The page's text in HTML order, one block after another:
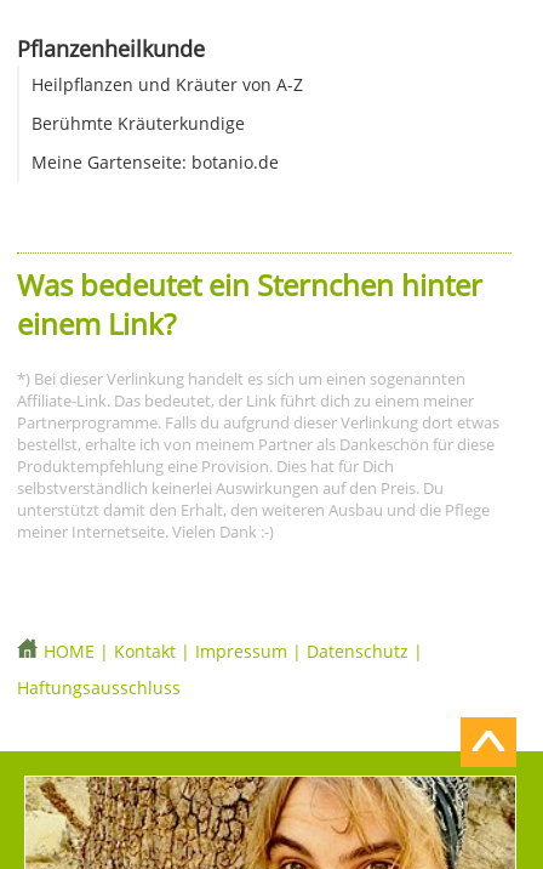
Pflanzenheilkunde
Heilpflanzen und Kräuter von A-Z
Berühmte Kräuterkundige
Meine Gartenseite: botanio.de
Was bedeutet ein Sternchen hinter
einem Link?
*) Bei dieser Verlinkung handelt es sich um einen sogenannten
Affiliate-Link. Das bedeutet, der Link führt dich zu einem meiner
Partnerprogramme. Falls du aufgrund dieser Verlinkung dort etwas
bestellst, erhalte ich von meinem Partner als Dankeschön für diese
Produktempfehlung eine Provision. Dies hat für Dich
selbstverständlich keinerlei Auswirkungen auf den Preis. Du
unterstützt damit den Erhalt, den weiteren Ausbau und die Pflege
meiner Internetseite. Vielen Dank :-)
HOME | Kontakt | Impressum | Datenschutz |
Haftungsausschluss